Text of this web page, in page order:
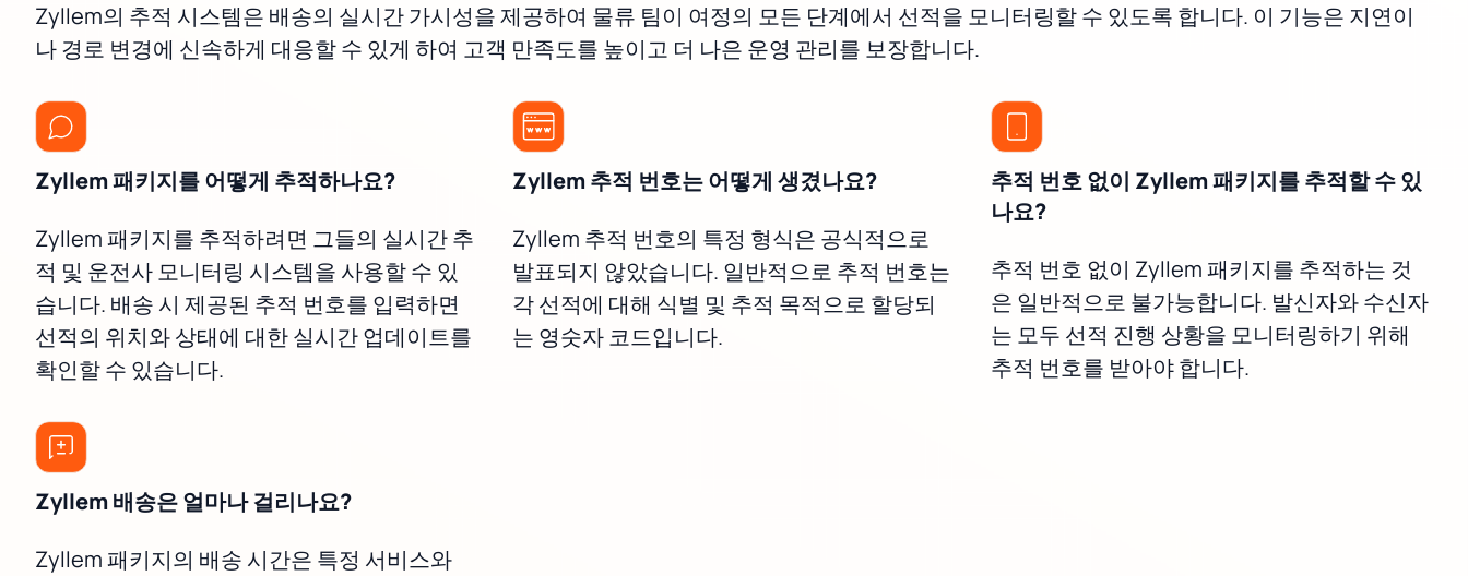
Zyllem의 추적 시스템은 배송의 실시간 가시성을 제공하여 물류 팀이 여정의 모든 단계에서 선적을 모니터링할 수 있도록 합니다. 이 기능은 지연이
나 경로 변경에 신속하게 대응할 수 있게 하여 고객 만족도를 높이고 더 나은 운영 관리를 보장합니다.
Zyllem 패키지를 어떻게 추적하나요?
Zyllem 패키지를 추적하려면 그들의 실시간 추
적 및 운전사 모니터링 시스템을 사용할 수 있
습니다. 배송 시 제공된 추적 번호를 입력하면
선적의 위치와 상태에 대한 실시간 업데이트를
확인할 수 있습니다.
Zyllem 추적 번호는 어떻게 생겼나요?
Zyllem 추적 번호의 특정 형식은 공식적으로
발표되지 않았습니다. 일반적으로 추적 번호는
각 선적에 대해 식별 및 추적 목적으로 할당되
는 영숫자 코드입니다.
추적 번호 없이 Zyllem 패키지를 추적할 수 있
나요?
추적 번호 없이 Zyllem 패키지를 추적하는 것
은 일반적으로 불가능합니다. 발신자와 수신자
는 모두 선적 진행 상황을 모니터링하기 위해
추적 번호를 받아야 합니다.
Zyllem 배송은 얼마나 걸리나요?
Zyllem 패키지의 배송 시간은 특정 서비스와